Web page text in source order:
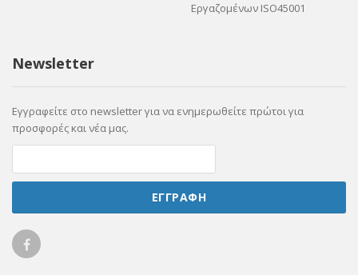
Εργαζομένων ISO45001
Newsletter
Εγγραφείτε στο newsletter για να ενημερωθείτε πρώτοι για
προσφορές και νέα μας.
ΕΓΓΡΑΦΗ
Ellicom